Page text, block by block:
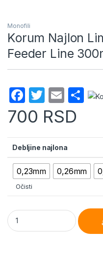
Monofili
Korum Najlon
Feeder Line
F
a
c
e
b
o
o
k
T
w
itt
er
E
m
ail
S
e
700 RSD
Debljine najlona
0,23mm 0,26mm
Očisti
Korum Najlon Limitless